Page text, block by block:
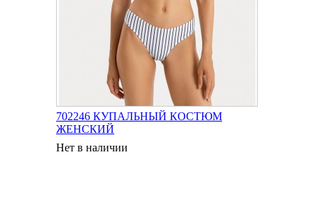
702246 КУПАЛЬНЫЙ КОСТЮМ
ЖЕНСКИЙ
Нет в наличии